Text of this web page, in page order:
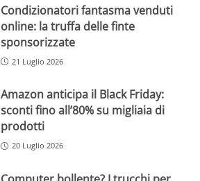
Condizionatori fantasma venduti
online: la truffa delle finte
sponsorizzate
21 Luglio 2026
Amazon anticipa il Black Friday:
sconti fino all’80% su migliaia di
prodotti
20 Luglio 2026